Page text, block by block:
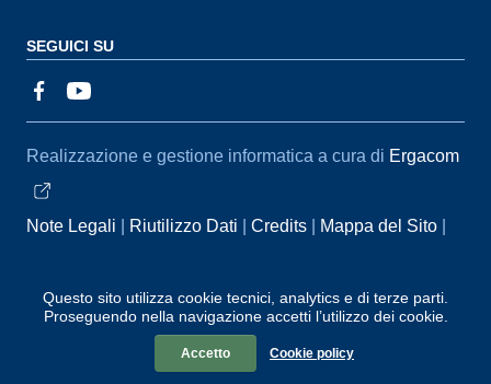
Questo sito utilizza cookie tecnici, analytics e di terze parti.
Proseguendo nella navigazione accetti l’utilizzo dei cookie.
Accetto Cookie policy
SEGUICI SU
Sezione Link Utili
Realizzazione e gestione informatica a cura di Ergacom
Note Legali Riutilizzo Dati Credits
Mappa del Sito
Segnalazioni
Statistiche accessi
Dichiarazione di
Accessibilità